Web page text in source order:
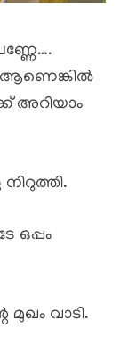
ആണെങ്കിൽ
അറിയാം
ഒപ്പം
വാടി.